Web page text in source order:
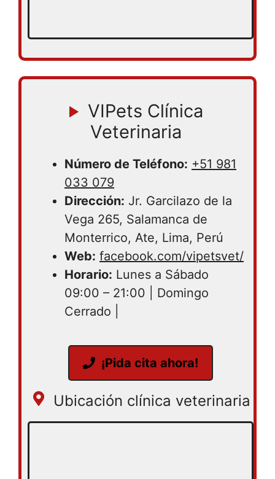
VIPets Clínica
Veterinaria
Número de Teléfono: +51 981
033 079
Dirección: Jr. Garcilazo de la
Vega 265, Salamanca de
Monterrico, Ate, Lima, Perú
Web: facebook.com/vipetsvet/
Horario: Lunes a Sábado
09:00 – 21:00 | Domingo
Cerrado |
¡Pida cita ahora!
Ubicación clínica veterinaria